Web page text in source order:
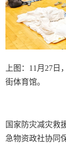
上图：11月27
街体育馆。
国家防灾减灾救
急物资政社协同